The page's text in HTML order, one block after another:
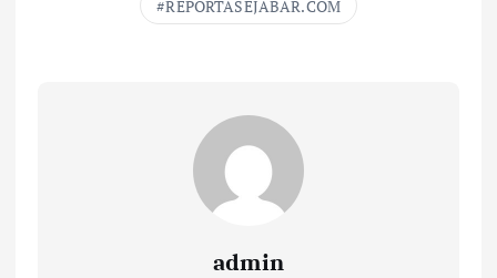
REPORTASEJABAR.COM
admin